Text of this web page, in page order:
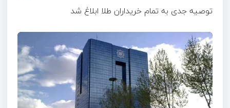
توصیه جدی به تمام خریداران طلا ابلاغ شد